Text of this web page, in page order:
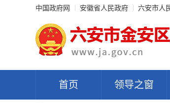
中国政府网 安徽省人民政府 六安市人
首页 领导之窗